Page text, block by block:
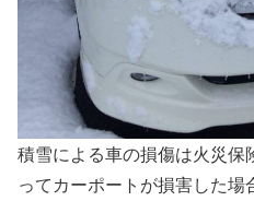
積雪による車の損傷は火災保
ってカーポートが損害した